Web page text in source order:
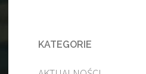
KATEGORIE